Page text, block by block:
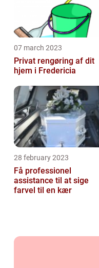
07 march 2023
Privat rengøring af dit
hjem i Fredericia
28 february 2023
Få professionel
assistance til at sige
farvel til en kær